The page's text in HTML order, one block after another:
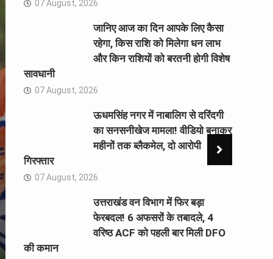
07 August, 2026
जानिए आज का दिन आपके लिए कैसा
रहेगा, किस राशि को मिलेगा धन लाभ
और किन राशियों को बरतनी होगी विशेष
सावधानी
07 August, 2026
ऊधमसिंह नगर में नाबालिग से दरिंदगी
का सनसनीखेज मामला! वीडियो बनाकर
महीनों तक ब्लैकमेल, दो आरोपी
गिरफ्तार
07 August, 2026
उत्तराखंड वन विभाग में फिर बड़ा
फेरबदल! 6 अफसरों के तबादले, 4
वरिष्ठ ACF को पहली बार मिली DFO
की कमान